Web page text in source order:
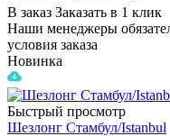
В заказ Заказать в 1 клик
Наши менеджеры
условия заказа
Новинка
Быстрый просмотр
Шезлонг Стамбул/Istanbul